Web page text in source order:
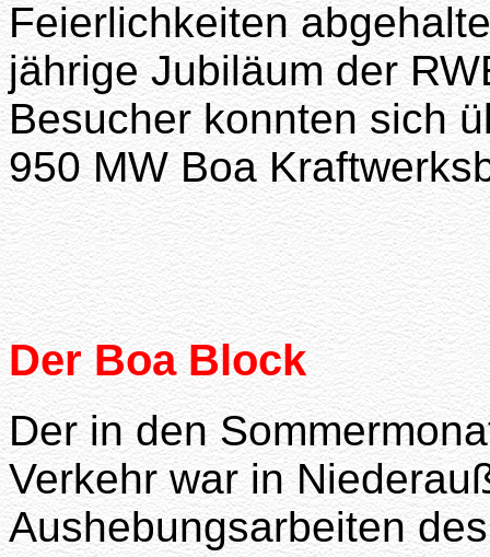
Feierlichkeiten
jährige Jubiläum der
Besucher konnten sich
950 MW Boa
Der Boa Block
Der in den
Verkehr war in
Aushebungsarbeiten